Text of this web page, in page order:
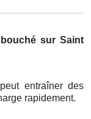
sur Saint
peut entraîner des
rapidement.